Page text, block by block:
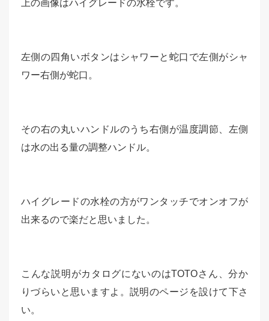
上の画像はハイグレードの水栓です。
左側の四角いボタンはシャワーと蛇口で左側がシャ
ワー右側が蛇口。
その右の丸いハンドルのうち右側が温度調節、左側
は水の出る量の調整ハンドル。
ハイグレードの水栓の方がワンタッチでオンオフが
出来るので楽だと思いました。
こんな説明がカタログにないのはTOTOさん、分か
りづらいと思いますよ。説明のページを設けて下さ
い。